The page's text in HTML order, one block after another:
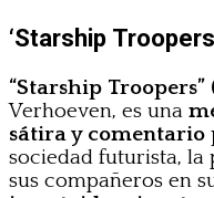
‘Starship
“Starship Troopers”
Verhoeven, es una
sátira y comentario
sociedad futurista, la
sus compañeros en